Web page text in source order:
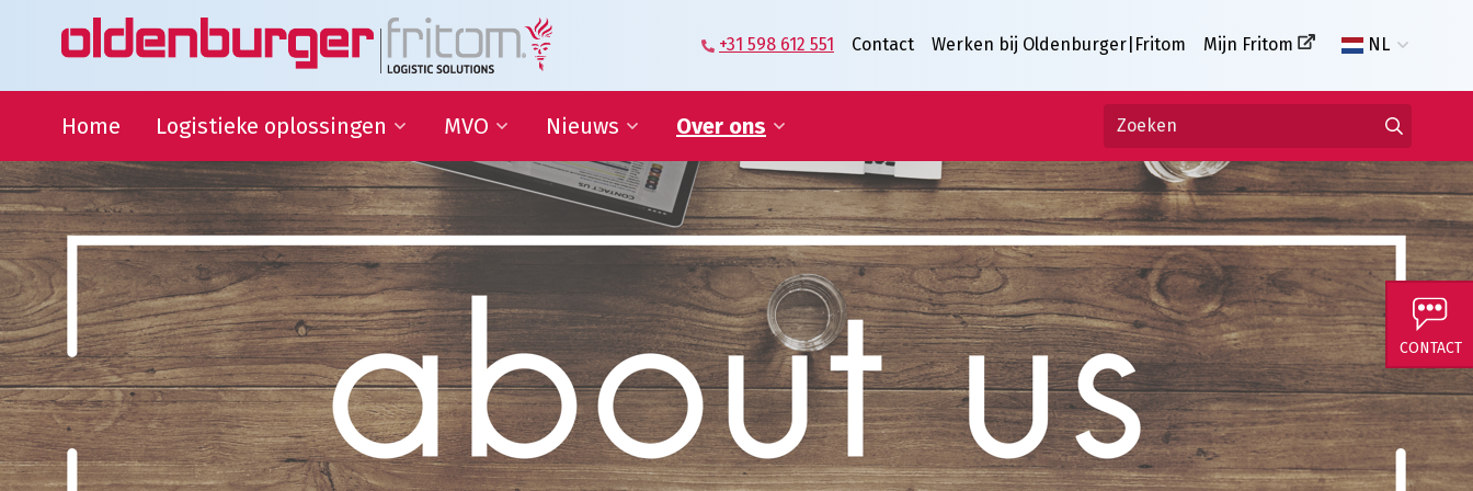
+31 598 612 551 Contact Werken bij Oldenburger|Fritom Mijn Fritom NL
Home Logistieke oplossingen
Transport
Warehousing
Supply Chain Management
Logistieke oplossingen
MVO
Duurzame
Ontwikkelingsdoelen
QHSE
Samenwerking onderwijs
Sportsponsoring en
partnerships
Goede doelen
Nieuws
Blog | Shaping the Future of
Logistics
Nieuwsbrief
Nieuws
Over ons
Directie en Management
Kennisorganisatie
Onze medewerkers
Partners over ons
Onze geschiedenis
Predicaat Hofleverancier
Awards Oldenburger|Fritom
Certificeringen
CONTACT